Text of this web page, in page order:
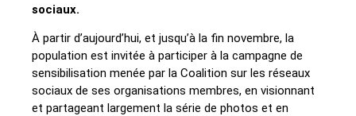
sociaux.
À partir d’aujourd’hui, et jusqu’à la fin novembre, la
population est invitée à participer à la campagne de
sensibilisation menée par la Coalition sur les réseaux
sociaux de ses organisations membres, en visionnant
et partageant largement la série de photos et en